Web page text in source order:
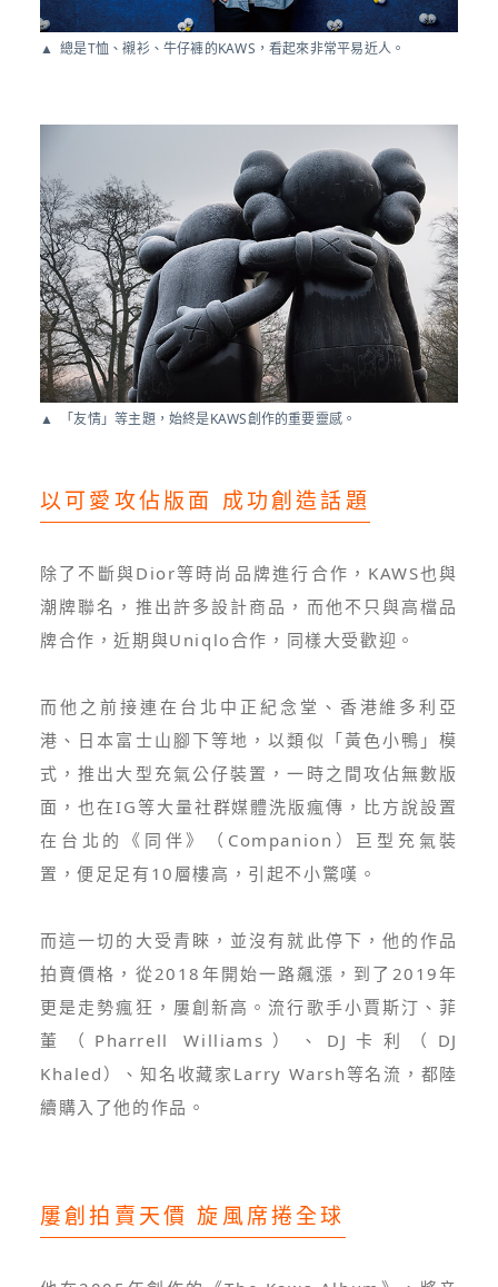
總是T恤、襯衫、牛仔褲的KAWS，看起來非常平易近人。
「友情」等主題，始終是KAWS創作的重要靈感。
以可愛攻佔版面 成功創造話題
除了不斷與Dior等時尚品牌進行合作，KAWS也與
潮牌聯名，推出許多設計商品，而他不只與高檔品
牌合作，近期與Uniqlo合作，同樣大受歡迎。
而他之前接連在台北中正紀念堂、香港維多利亞
港、日本富士山腳下等地，以類似「黃色小鴨」模
式，推出大型充氣公仔裝置，一時之間攻佔無數版
面，也在IG等大量社群媒體洗版瘋傳，比方說設置
在台北的《同伴》（Companion）巨型充氣裝
置，便足足有10層樓高，引起不小驚嘆。
而這一切的大受青睞，並沒有就此停下，他的作品
拍賣價格，從2018年開始一路飆漲，到了2019年
更是走勢瘋狂，屢創新高。流行歌手小賈斯汀、菲
董（Pharrell Williams）、DJ卡利（DJ
Khaled）、知名收藏家Larry Warsh等名流，都陸
續購入了他的作品。
屢創拍賣天價 旋風席捲全球